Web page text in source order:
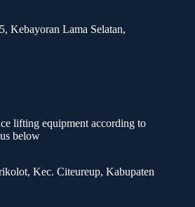
Kebayoran Lama Selatan,
lifting equipment according to
below
Kec. Citeureup, Kabupaten